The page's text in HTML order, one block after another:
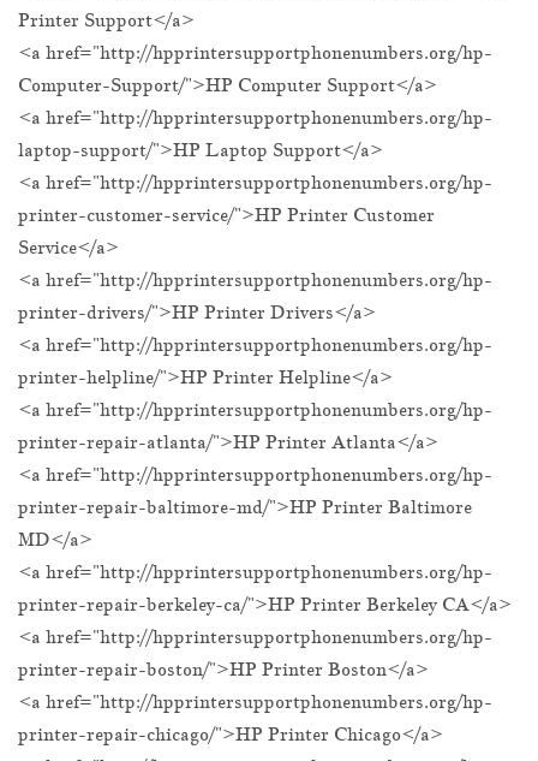
Printer Support</a>
<a href="http://hpprintersupportphonenumbers.org/hp-
Computer-Support/">HP Computer Support</a>
<a href="http://hpprintersupportphonenumbers.org/hp-
laptop-support/">HP Laptop Support</a>
<a href="http://hpprintersupportphonenumbers.org/hp-
printer-customer-service/">HP Printer Customer
Service</a>
<a href="http://hpprintersupportphonenumbers.org/hp-
printer-drivers/">HP Printer Drivers</a>
<a href="http://hpprintersupportphonenumbers.org/hp-
printer-helpline/">HP Printer Helpline</a>
<a href="http://hpprintersupportphonenumbers.org/hp-
printer-repair-atlanta/">HP Printer Atlanta</a>
<a href="http://hpprintersupportphonenumbers.org/hp-
printer-repair-baltimore-md/">HP Printer Baltimore
MD</a>
<a href="http://hpprintersupportphonenumbers.org/hp-
printer-repair-berkeley-ca/">HP Printer Berkeley CA</a>
<a href="http://hpprintersupportphonenumbers.org/hp-
printer-repair-boston/">HP Printer Boston</a>
<a href="http://hpprintersupportphonenumbers.org/hp-
printer-repair-chicago/">HP Printer Chicago</a>